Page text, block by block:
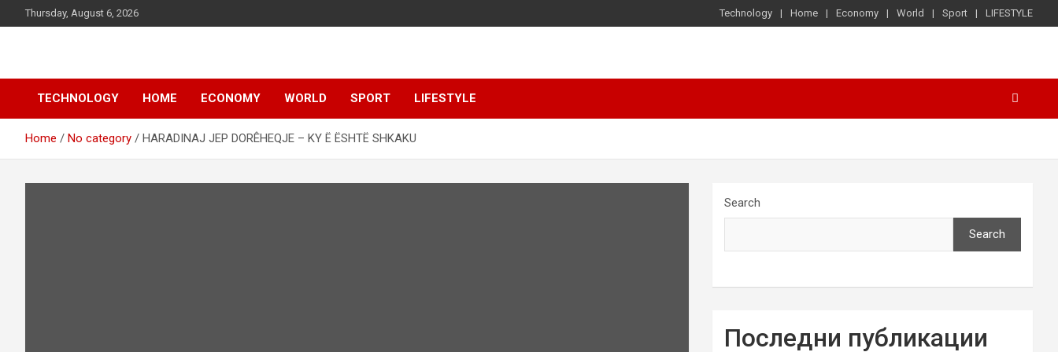
to
Thursday, August 6, 2026 Technology Home Economy World Sport LIFESTYLE
d7-news.com
TECHNOLOGY HOME ECONOMY WORLD SPORT LIFESTYLE
Home No category HARADINAJ JEP DORÊHEQJE – KY Ë ËSHTË SHKAKU
Search
Search
Последни публикации